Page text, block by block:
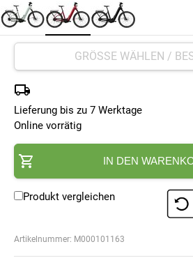
Lieferung bis zu 7 Werktage
Online vorrätig
IN DEN
Produkt vergleichen
Artikelnummer: M000101163